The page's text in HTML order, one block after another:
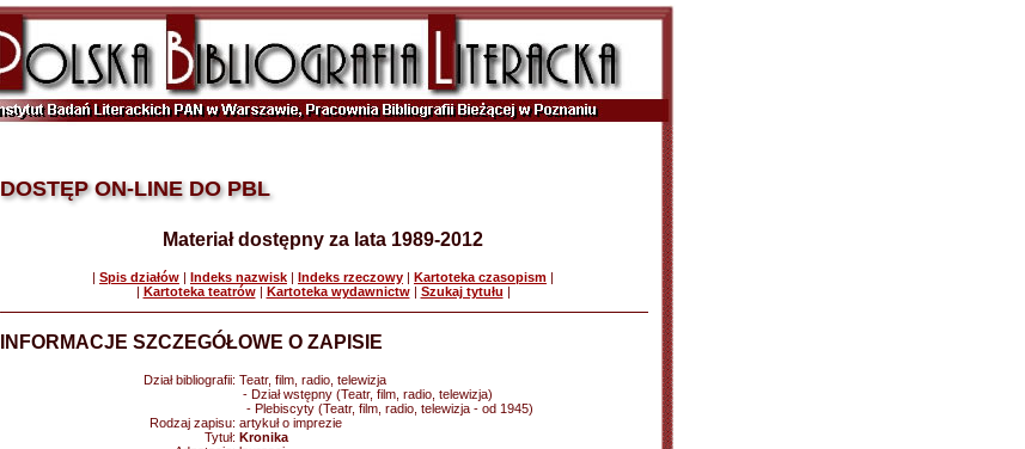
DOSTĘP ON-LINE DO PBL
Materiał dostępny za lata 1989-2012
| Spis działów | Indeks nazwisk | Indeks rzeczowy | Kartoteka czasopism |
| Kartoteka teatrów| Kartoteka wydawnictw| Szukaj tytułu |
INFORMACJE SZCZEGÓŁOWE O ZAPISIE
Dział bibliografii: Teatr, film, radio, telewizja
- Dział wstępny (Teatr, film, radio, telewizja)
- Plebiscyty (Teatr, film, radio, telewizja - od 1945)
Rodzaj zapisu: artykuł o imprezie
Tytuł: Kronika